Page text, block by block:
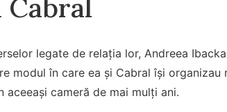
legate de relația lor, Andreea
modul în care ea și Cabral își
aceeași cameră de mai mulți ani.